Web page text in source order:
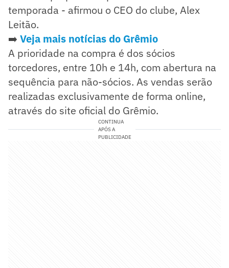
temporada - afirmou o CEO do clube, Alex
Leitão.
➡️ Veja mais notícias do Grêmio
A prioridade na compra é dos sócios
torcedores, entre 10h e 14h, com abertura na
sequência para não-sócios. As vendas serão
realizadas exclusivamente de forma online,
através do site oficial do Grêmio.
CONTINUA
APÓS A
PUBLICIDADE